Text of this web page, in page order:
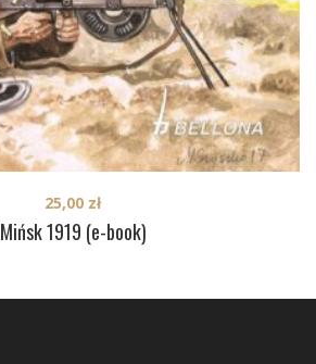
Mińsk 1919 (e-book)
25,00 zł